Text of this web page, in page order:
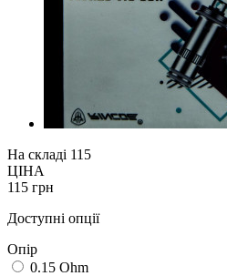
На складі 115
ЦІНА
115 грн
Доступні опції
Опір
0.15 Ohm